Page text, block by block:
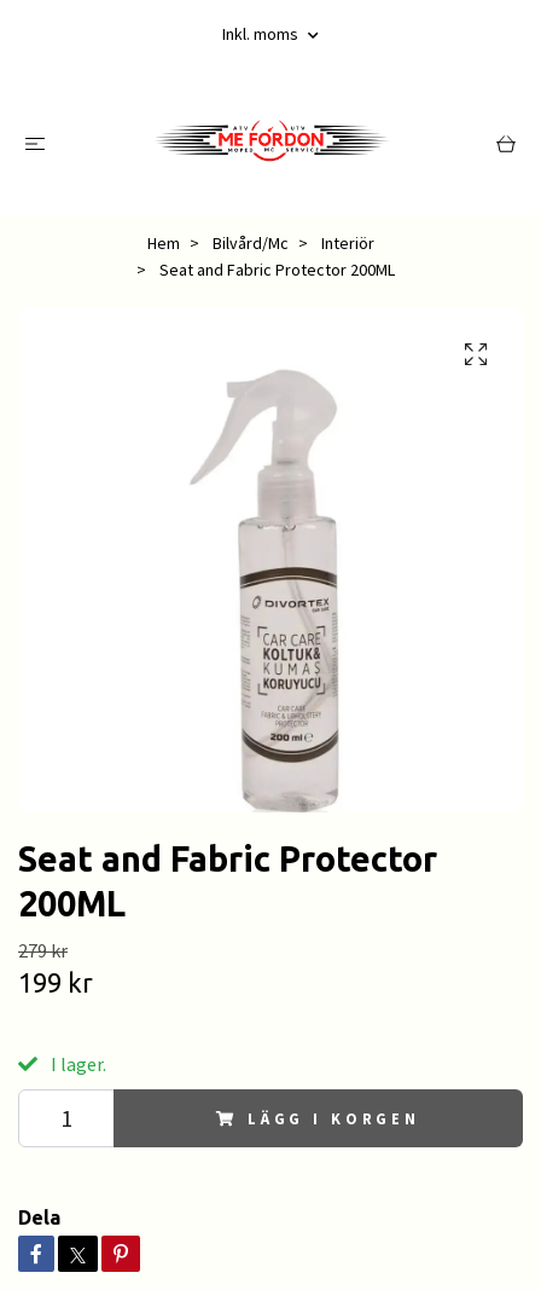
Inkl. moms
Hem Bilvård/Mc
Interiör
Seat and Fabric Protector 200ML
Seat and Fabric Protector
200ML
279 kr
199 kr
I lager.
LÄGG I KORGEN
Dela